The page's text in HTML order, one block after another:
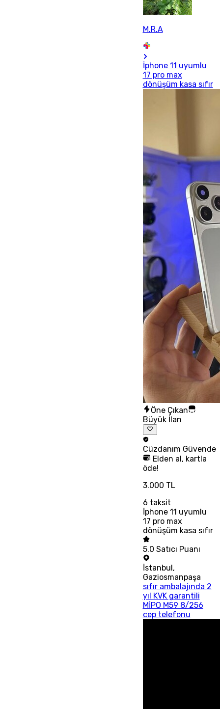
M.R.A
İphone 11 uyumlu
17 pro max
dönüşüm kasa sıfır
Öne Çıkan
Büyük İlan
Cüzdanım Güvende
Elden al, kartla
öde!
3.000 TL
6 taksit
İphone 11 uyumlu
17 pro max
dönüşüm kasa sıfır
5.0 Satıcı Puanı
İstanbul ,
Gaziosmanpaşa
sıfır ambalajında 2
yıl KVK garantili
MİPO M59 8/256
cep telefonu